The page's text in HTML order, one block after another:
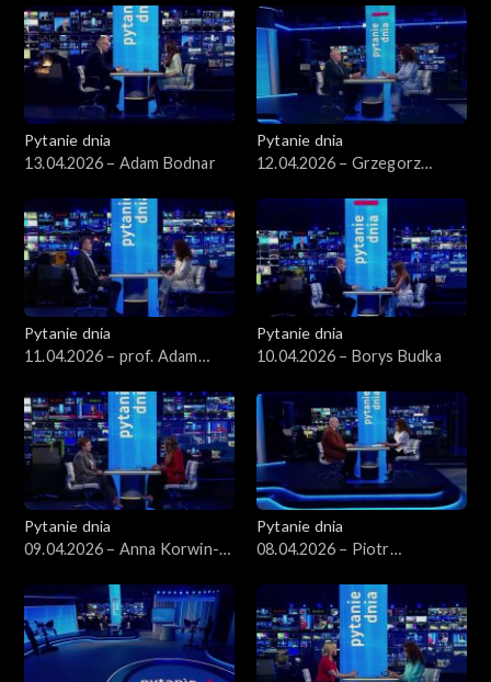
Pytanie dnia
13.04.2026 – Adam Bodnar
Pytanie dnia
12.04.2026 – Grzegorz
Pytanie dnia
11.04.2026 – prof. Adam
Pytanie dnia
10.04.2026 – Borys Budka
Pytanie dnia
09.04.2026 – Anna Korwin-
Pytanie dnia
08.04.2026 – Piotr